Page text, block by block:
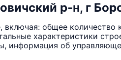
р-н, г
общее количество
характеристики
информация об